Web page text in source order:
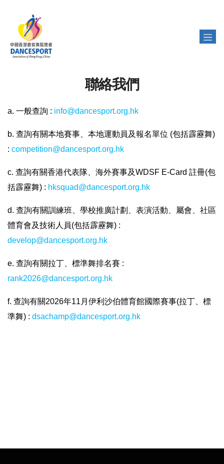
聯絡我們
a. 一般查詢 : info@dancesport.org.hk
b. 查詢有關本地賽事、本地運動員及報名單位 (包括霹靂舞)
: competition@dancesport.org.hk
c. 查詢有關香港代表隊、海外賽事及WDSF E-Card 註冊(包
括霹靂舞) : hksquad@dancesport.org.hk
d. 查詢有關訓練班、學校推廣計劃、表演活動、屬會、社區
體育會及技術人員(包括霹靂舞) :
develop@dancesport.org.hk
e. 查詢有關拉丁、標準舞排名賽 :
rank2026@dancesport.org.hk
f. 查詢有關2026年11月伊利沙伯體育館國際賽事(拉丁、標
準舞) : dsachamp@dancesport.org.hk